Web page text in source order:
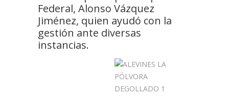
Federal, Alonso Vázquez
Jiménez, quien ayudó con la
gestión ante diversas
instancias.